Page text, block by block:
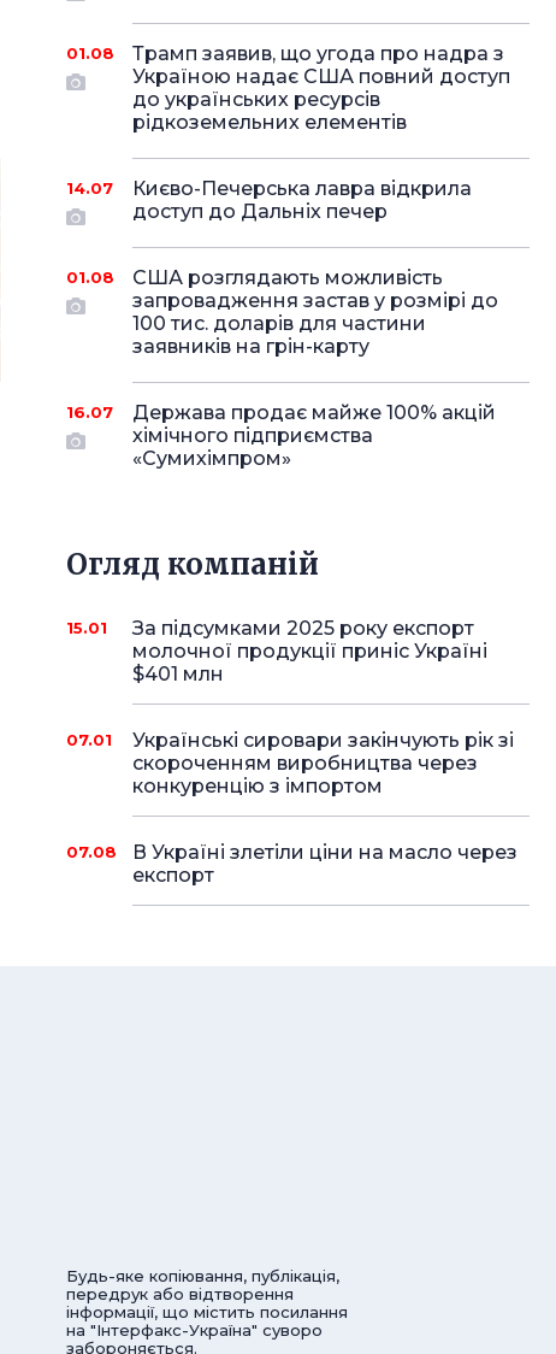
01.08
Трамп заявив, що угода про надра з
Україною надає США повний доступ
до українських ресурсів
рідкоземельних елементів
14.07
Києво-Печерська лавра відкрила
доступ до Дальніх печер
01.08
США розглядають можливість
запровадження застав у розмірі до
100 тис. доларів для частини
заявників на грін-карту
16.07
Держава продає майже 100% акцій
хімічного підприємства
«Сумихімпром»
Огляд компаній
15.01
За підсумками 2025 року експорт
молочної продукції приніс Україні
$401 млн
07.01
Українські сировари закінчують рік зі
скороченням виробництва через
конкуренцію з імпортом
07.08
В Україні злетіли ціни на масло через
експорт
Будь-яке копіювання, публікація,
передрук або відтворення
інформації, що містить посилання
на "Інтерфакс-Україна" суворо
забороняється.